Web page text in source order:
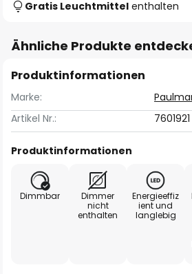
Gratis Leuchtmittel enthalten
Ähnliche Produkte
Produktinformationen
Marke:
Artikel Nr.:
7601921
Produktinformationen
Dimmbar
Dimmer
nicht
enthalten
Energieeffiz
ient und
langlebig